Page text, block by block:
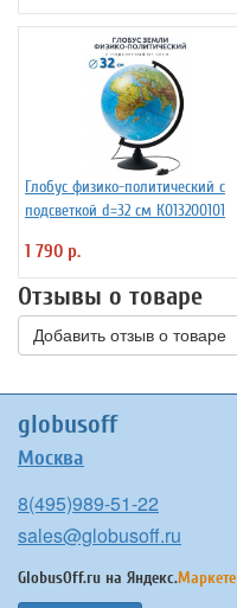
Глобус физико-политический с
подсветкой d=32 см К013200101
1 790 р.
Отзывы о товаре
Добавить отзыв о товаре
globusoff
Москва
8(495)989-51-22
sales@globusoff.ru
GlobusOff.ru на Яндекс.Маркете